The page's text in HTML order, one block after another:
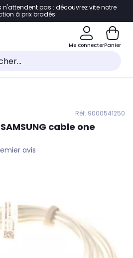
la navigation
pied de page
chatbot
n'attendent pas : découvrez vite notre
à prix bradés.
Me connecterPanier
Réf. 9000541250
SAMSUNG cable one
avis